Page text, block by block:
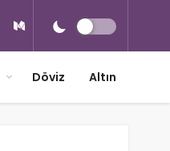
Döviz Altın